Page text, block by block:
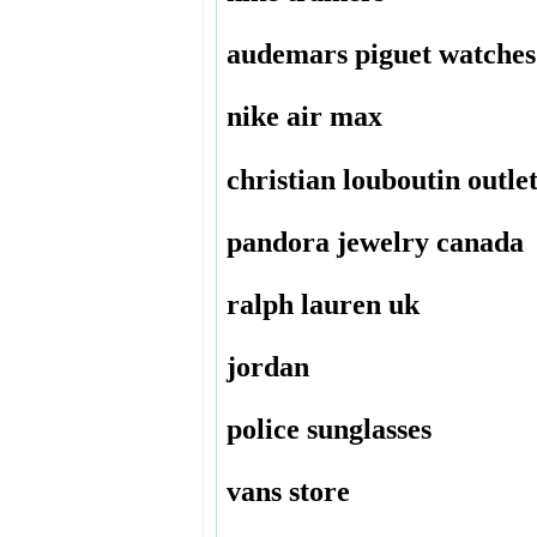
audemars piguet watches
nike air max
christian louboutin outlet
pandora jewelry canada
ralph lauren uk
jordan
police sunglasses
vans store